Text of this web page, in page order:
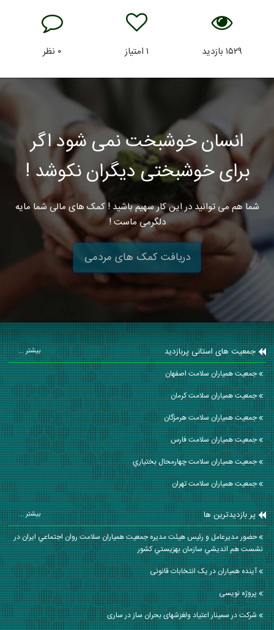
۱۵۲۹ بازدید ۱امتیاز ۰ نظر
انسان خوشبخت نمی شود اگر
برای خوشبختی دیگران نکوشد !
شما هم می توانید در این کار سهیم باشید ! کمک های مالی شما مایه
دلگرمی ماست !
دریافت کمک های مردمی
جمعیت های استانی پربازدید بیشتر ...
جمعیت همیاران سلامت اصفهان
جمعیت همیاران سلامت كرمان
جمعیت همیاران سلامت هرمزگان
جمعیت همیاران سلامت فارس
جمعیت همیاران سلامت چهارمحال بختياري
جمعیت همیاران سلامت تهران
پر بازدیدترین ها بیشتر ...
حضور مديرعامل و رئيس هيئت مديره جمعيت همياران سلامت روان اجتماعي ايران در
نشست هم انديشي سازمان بهزيستي كشور
آینده همیاران در یک انتخابات قانونی
پروژه نویسی
شرکت در سمینار اعتیاد ولغزشهای بحران ساز در ساری